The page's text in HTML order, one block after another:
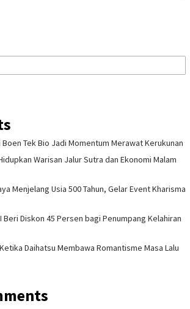
Tek Bio Jadi Momentum Merawat Kerukunan
Warisan Jalur Sutra dan Ekonomi Malam
Menjelang Usia 500 Tahun, Gelar Event Kharisma
Beri Diskon 45 Persen bagi Penumpang Kelahiran
Daihatsu Membawa Romantisme Masa Lalu